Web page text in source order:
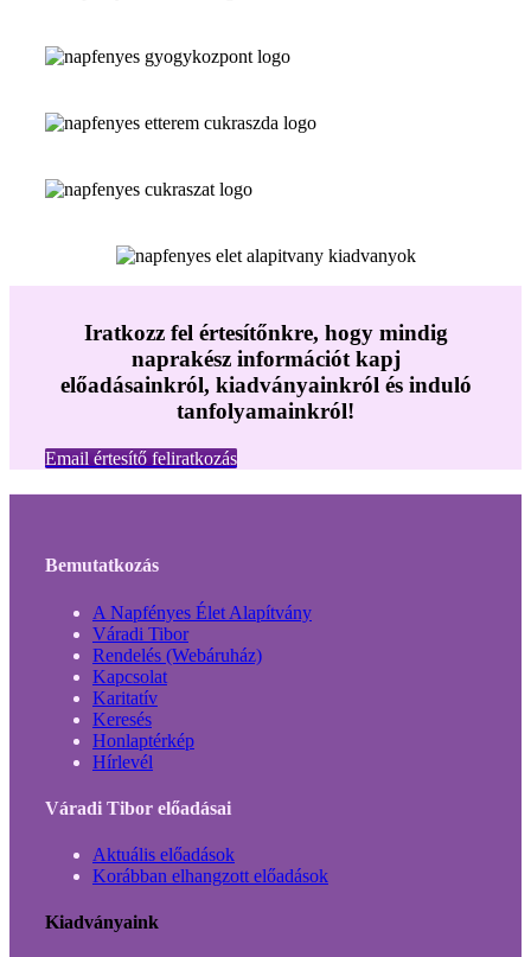
Iratkozz fel értesítőnkre, hogy mindig
naprakész információt kapj
előadásainkról, kiadványainkról és induló
tanfolyamainkról!
Email értesítő feliratkozás
Bemutatkozás
A Napfényes Élet Alapítvány
Váradi Tibor
Rendelés (Webáruház)
Kapcsolat
Karitatív
Keresés
Honlaptérkép
Hírlevél
Váradi Tibor előadásai
Aktuális előadások
Korábban elhangzott előadások
Kiadványaink